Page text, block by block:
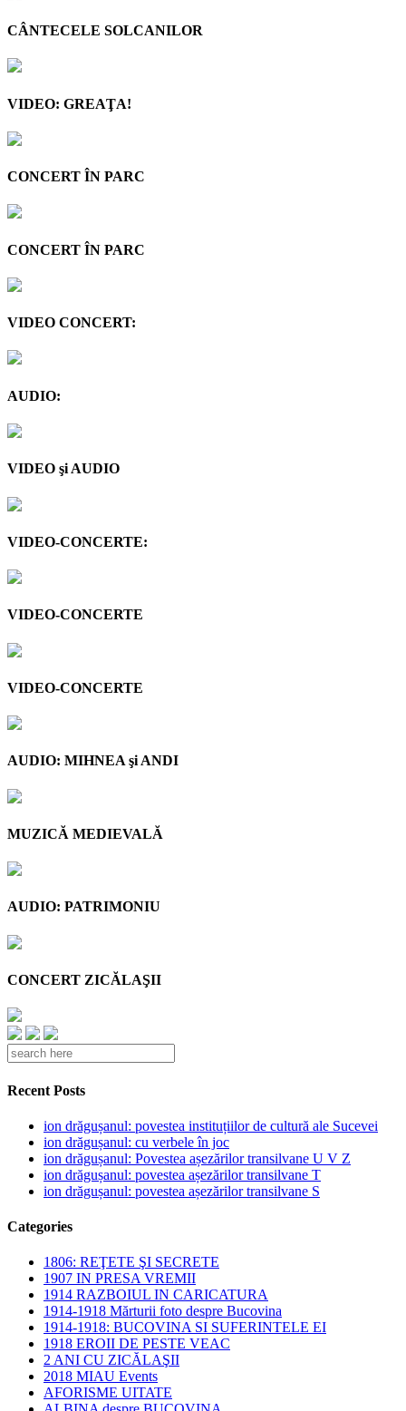
CÂNTECELE SOLCANILOR
VIDEO: GREAŢA!
CONCERT ÎN PARC
CONCERT ÎN PARC
VIDEO CONCERT:
AUDIO:
VIDEO şi AUDIO
VIDEO-CONCERTE:
VIDEO-CONCERTE
VIDEO-CONCERTE
AUDIO: MIHNEA şi ANDI
MUZICĂ MEDIEVALĂ
AUDIO: PATRIMONIU
CONCERT ZICĂLAŞII
Recent Posts
ion drăgușanul: povestea instituțiilor de cultură ale Sucevei
ion drăgușanul: cu verbele în joc
ion drăgușanul: Povestea așezărilor transilvane U V Z
ion drăgușanul: povestea așezărilor transilvane T
ion drăgușanul: povestea așezărilor transilvane S
Categories
1806: REŢETE ŞI SECRETE
1907 IN PRESA VREMII
1914 RAZBOIUL IN CARICATURA
1914-1918 Mărturii foto despre Bucovina
1914-1918: BUCOVINA SI SUFERINTELE EI
1918 EROII DE PESTE VEAC
2 ANI CU ZICĂLAŞII
2018 MIAU Events
AFORISME UITATE